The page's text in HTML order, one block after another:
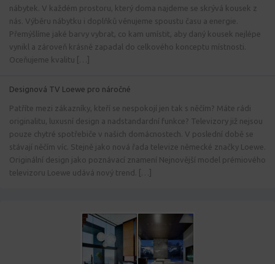
nábytek. V každém prostoru, který doma najdeme se skrývá kousek z
nás. Výběru nábytku i doplňků věnujeme spoustu času a energie.
Přemýšlíme jaké barvy vybrat, co kam umístit, aby daný kousek nejlépe
vynikl a zároveň krásně zapadal do celkového konceptu místnosti.
Oceňujeme kvalitu […]
Designová TV Loewe pro náročné
Patříte mezi zákazníky, kteří se nespokojí jen tak s něčím? Máte rádi
originalitu, luxusní design a nadstandardní funkce? Televizory již nejsou
pouze chytré spotřebiče v našich domácnostech. V poslední době se
stávají něčím víc. Stejně jako nová řada televize německé značky Loewe.
Originální design jako poznávací znamení Nejnovější model prémiového
televizoru Loewe udává nový trend. […]